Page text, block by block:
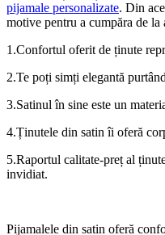
pijamale personalizate. Din
motive pentru a cumpăra de la
1.Confortul oferit de ținute
2.Te poți simți elegantă
3.Satinul în sine este un
4.Ținutele din satin îi oferă
5.Raportul calitate-preț al
invidiat.
Pijamalele din satin oferă